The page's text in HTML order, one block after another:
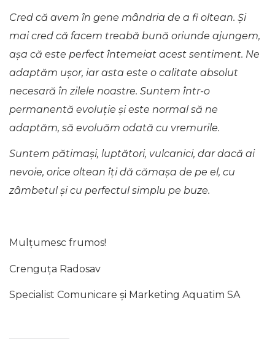
Cred că avem în gene mândria de a fi oltean. Și
mai cred că facem treabă bună oriunde ajungem,
așa că este perfect întemeiat acest sentiment. Ne
adaptăm ușor, iar asta este o calitate absolut
necesară în zilele noastre. Suntem într-o
permanentă evoluție și este normal să ne
adaptăm, să evoluăm odată cu vremurile.
Suntem pătimași, luptători, vulcanici, dar dacă ai
nevoie, orice oltean îți dă cămașa de pe el, cu
zâmbetul și cu perfectul simplu pe buze.
Mulțumesc frumos!
Crenguța Radosav
Specialist Comunicare și Marketing Aquatim SA